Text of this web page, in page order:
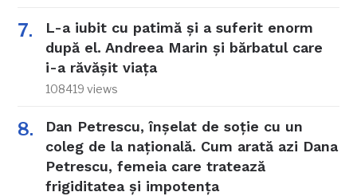
L-a iubit cu patimă și a suferit enorm
după el. Andreea Marin și bărbatul care
i-a răvășit viața
108419 views
Dan Petrescu, înșelat de soție cu un
coleg de la națională. Cum arată azi Dana
Petrescu, femeia care tratează
frigiditatea și impotența